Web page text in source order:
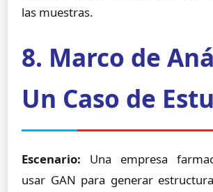
las muestras.
8. Marco de
Un Caso de
Escenario: Una empresa
usar GAN para generar